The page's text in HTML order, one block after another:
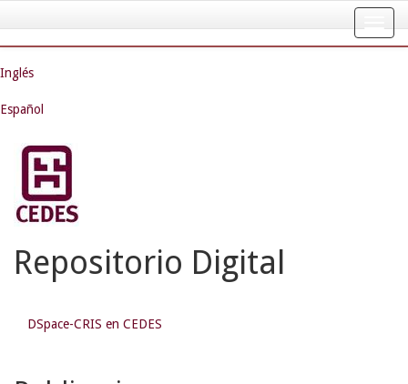
navigation
Inglés
Español
Repositorio Digital
DSpace-CRIS en CEDES